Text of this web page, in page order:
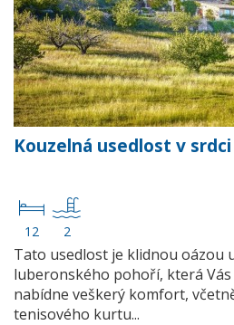
Kouzelná usedlost v
12 2
Tato usedlost je klidnou oázou
luberonského pohoří, která Vás
nabídne veškerý komfort,
tenisového kurtu...